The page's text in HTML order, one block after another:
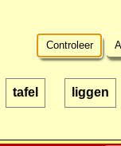
Controleer
tafel liggen